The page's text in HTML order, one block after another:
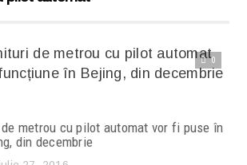
0
metrou cu pilot automat vor fi puse în
din decembrie